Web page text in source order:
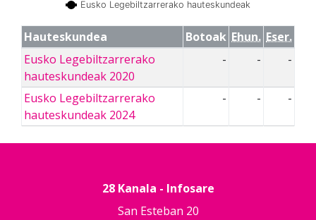
Eusko Legebiltzarrerako hauteskundeak
Hauteskundea Botoak Ehun. Eser.
Eusko Legebiltzarrerako
hauteskundeak 2020
- - -
Eusko Legebiltzarrerako
hauteskundeak 2024
- - -
28 Kanala - Infosare
San Esteban 20